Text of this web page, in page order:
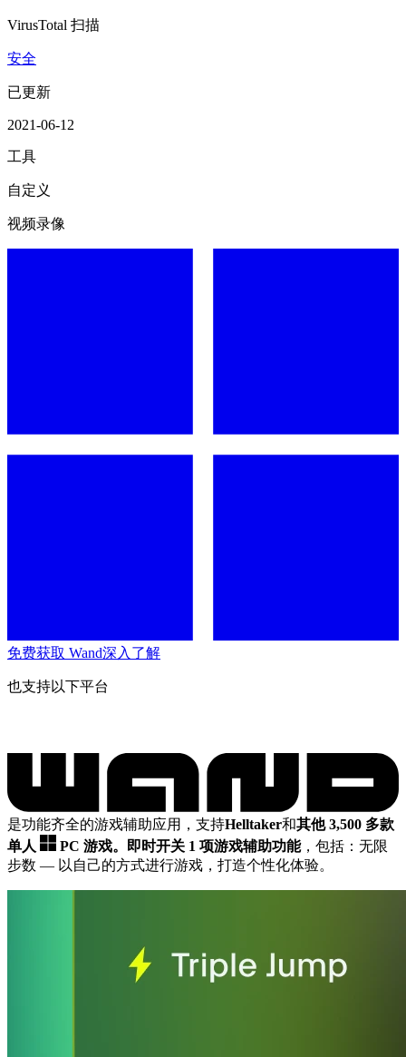
VirusTotal 扫描
安全
已更新
2021-06-12
工具
自定义
视频录像
免费获取 Wand深入了解
也支持以下平台
是功能齐全的游戏辅助应用，支持Helltaker和其他 3,500 多款
单人
PC 游戏。 即时开关 1 项游戏辅助功能，包括：无限
步数 — 以自己的方式进行游戏，打造个性化体验。